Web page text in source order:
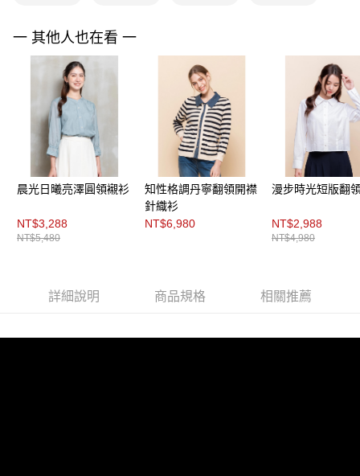
客戶支援中心」https://netprotections.freshdesk.com/support/home
【注意事項】
１．透過由恩沛科技股份有限公司提供之「AFTEE先享後付」服務完成之交
易，需依本服務之必要範圍內提供個人資料，並將交易相關給付款項請求債
權轉讓予恩沛科技股份有限公司。
２．關於個人資料處理事宜，請瀏覽以下網址：
https://aftee.tw/terms/#terms3
３．未成年的使用者請事先徵得法定代理人或監護人之同意方可使用
「AFTEE先享後付」，若未經同意申辦者引起之損失，本公司不負相關責
任。
４．使用「AFTEE先享後付」時，將依據個別帳號之用戶狀況，依本公司即
時審查核予不同之上限額度；若仍有額度不足之情形，本公司將視審查結果
請求用戶進行身份認證。
５．嚴禁一人註冊多個帳號或使用他人資訊註冊。若發現惡意使用之情形，
每筆NT$90，滿NT$3,600(含以上)免運費
黑貓宅配
每筆NT$90，滿NT$3,600(含以上)免運費
離島宅配 (蘭嶼恕不配送)
每筆NT$200，滿NT$8,000(含以上)免運費
付款後門市自取
免運費
一 其他人也在看 一
晨光日曦亮澤圓領襯衫
NT$3,288
NT$5,480
知性格調丹寧翻領開襟
針織衫
NT$6,980
漫步時光短版翻
NT$2,988
NT$4,980
詳細說明 商品規格 相關推薦